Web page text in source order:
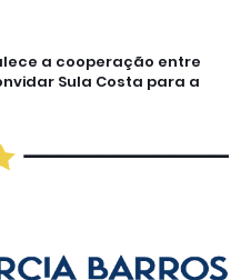
a cooperação entre
Sula Costa para a